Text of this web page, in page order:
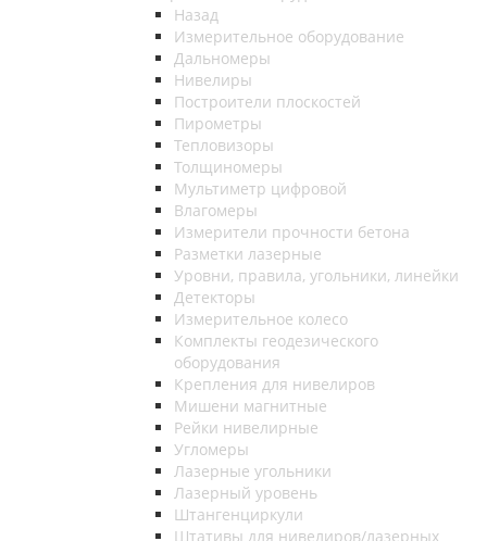
Назад
Измерительное оборудование
Дальномеры
Нивелиры
Построители плоскостей
Пирометры
Тепловизоры
Толщиномеры
Мультиметр цифровой
Влагомеры
Измерители прочности бетона
Разметки лазерные
Уровни, правила, угольники, линейки
Детекторы
Измерительное колесо
Комплекты геодезического
оборудования
Крепления для нивелиров
Мишени магнитные
Рейки нивелирные
Угломеры
Лазерные угольники
Лазерный уровень
Штангенциркули
Штативы для нивелиров/лазерных